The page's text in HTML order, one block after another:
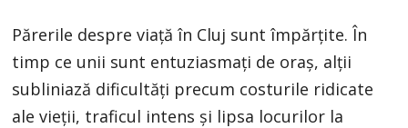
Părerile despre viață în Cluj sunt împărțite. În
timp ce unii sunt entuziasmați de oraș, alții
subliniază dificultăți precum costurile ridicate
ale vieții, traficul intens și lipsa locurilor la